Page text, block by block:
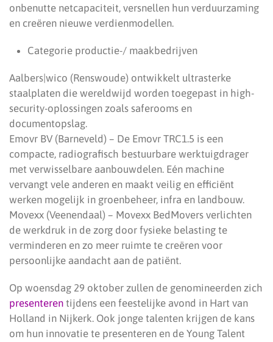
onbenutte netcapaciteit, versnellen hun verduurzaming
en creëren nieuwe verdienmodellen.
Categorie productie-/ maakbedrijven
Aalbers|wico (Renswoude) ontwikkelt ultrasterke
staalplaten die wereldwijd worden toegepast in high-
security-oplossingen zoals saferooms en
documentopslag.
Emovr BV (Barneveld) – De Emovr TRC1.5 is een
compacte, radiografisch bestuurbare werktuigdrager
met verwisselbare aanbouwdelen. Eén machine
vervangt vele anderen en maakt veilig en efficiënt
werken mogelijk in groenbeheer, infra en landbouw.
Movexx (Veenendaal) – Movexx BedMovers verlichten
de werkdruk in de zorg door fysieke belasting te
verminderen en zo meer ruimte te creëren voor
persoonlijke aandacht aan de patiënt.
Op woensdag 29 oktober zullen de genomineerden zich
presenteren tijdens een feestelijke avond in Hart van
Holland in Nijkerk. Ook jonge talenten krijgen de kans
om hun innovatie te presenteren en de Young Talent